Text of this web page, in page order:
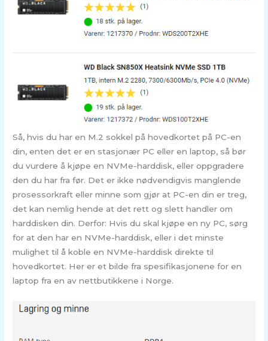
Så, hvis du har en M.2 sokkel på hovedkortet på PC-en
din, enten det er en stasjonær PC eller en laptop, så bør
du vurdere å kjøpe en NVMe-harddisk, eller oppgradere
den du har fra før. Det er ikke nødvendigvis manglende
prosessorkraft eller minne som gjør at PC-en din er treg,
det kan nemlig hende at det rett og slett handler om
harddisken din. Derfor: Hvis du skal kjøpe en ny PC, sørg
for at den har en NVMe-harddisk, eller i det minste
mulighet til å koble en NVMe-harddisk direkte til
hovedkortet. Her er et bilde fra spesifikasjonene for en
laptop fra en av nettbutikkene i Norge.